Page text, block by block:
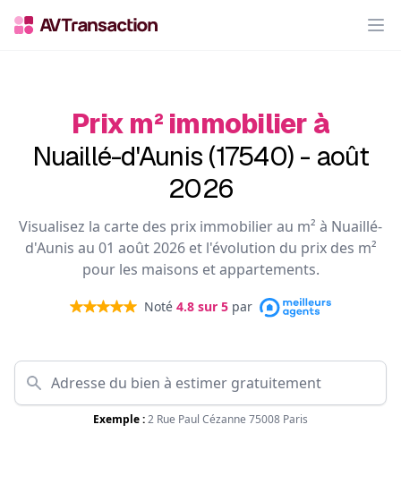
Prix m² immobilier à
Nuaillé-d'Aunis (17540) - août
2026
Visualisez la carte des prix immobilier au m² à Nuaillé-
d'Aunis au 01 août 2026 et l'évolution du prix des m²
pour les maisons et appartements.
Noté 4.8 sur 5 par
Exemple :2 Rue Paul Cézanne 75008 Paris